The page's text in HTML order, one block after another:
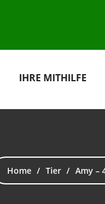
IHRE MITHILFE
Home Tier Amy –